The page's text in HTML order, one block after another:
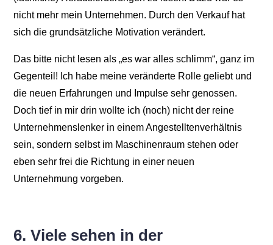
nicht mehr mein Unternehmen. Durch den Verkauf hat
sich die grundsätzliche Motivation verändert.
Das bitte nicht lesen als „es war alles schlimm“, ganz im
Gegenteil! Ich habe meine veränderte Rolle geliebt und
die neuen Erfahrungen und Impulse sehr genossen.
Doch tief in mir drin wollte ich (noch) nicht der reine
Unternehmenslenker in einem Angestelltenverhältnis
sein, sondern selbst im Maschinenraum stehen oder
eben sehr frei die Richtung in einer neuen
Unternehmung vorgeben.
6. Viele sehen in der